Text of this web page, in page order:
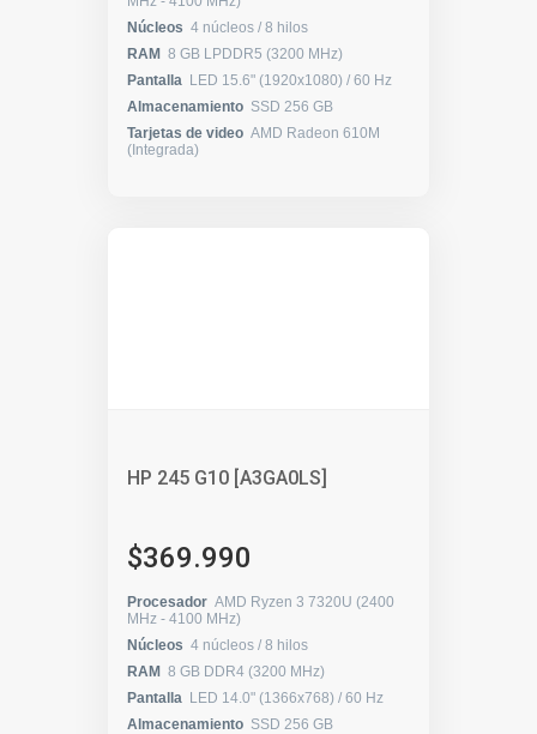
Núcleos
4 núcleos / 8 hilos
RAM 8 GB LPDDR5 (3200 MHz)
Pantalla
LED 15.6" (1920x1080) / 60 Hz
Almacenamiento SSD 256 GB
Tarjetas de video AMD Radeon 610M
(Integrada)
HP 245 G10 [A3GA0LS]
$369.990
Procesador AMD Ryzen 3 7320U (2400
MHz - 4100 MHz)
Núcleos
4 núcleos / 8 hilos
RAM 8 GB DDR4 (3200 MHz)
Pantalla
LED 14.0" (1366x768) / 60 Hz
Almacenamiento SSD 256 GB